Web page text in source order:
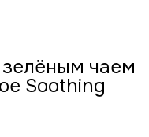
зелёным чаем
Soothing